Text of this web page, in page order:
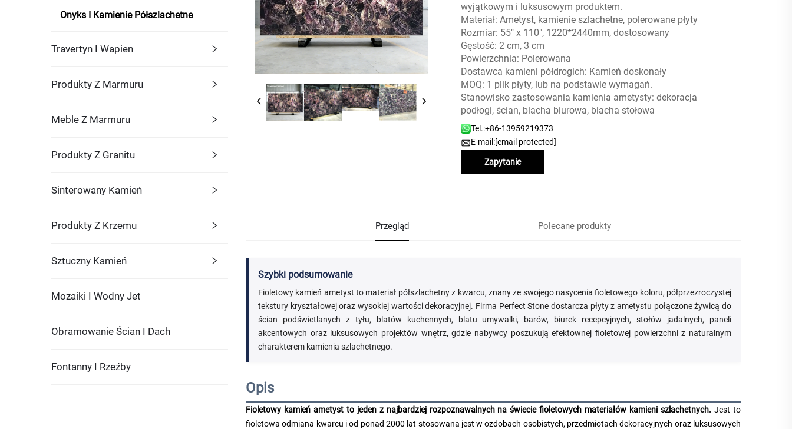
Onyks I Kamienie Półszlachetne
Travertyn I Wapien
Produkty Z Marmuru
Meble Z Marmuru
Produkty Z Granitu
Sinterowany Kamień
Produkty Z Krzemu
Sztuczny Kamień
Mozaiki I Wodny Jet
Obramowanie Ścian I Dach
Fontanny I Rzeźby
wyjątkowym i luksusowym produktem.
Materiał: Ametyst, kamienie szlachetne, polerowane płyty
Rozmiar: 55" x 110", 1220*2440mm, dostosowany
Gęstość: 2 cm, 3 cm
Powierzchnia: Polerowana
Dostawca kamieni półdrogich: Kamień doskonały
MOQ: 1 plik płyty, lub na podstawie wymagań.
Stanowisko zastosowania kamienia ametysty: dekoracja
podłogi, ścian, blacha biurowa, blacha stołowa
Tel.:+86-13959219373
E-mail:[email protected]
Zapytanie
Przegląd Polecane produkty
Szybki podsumowanie
Fioletowy kamień ametyst to materiał półszlachetny z kwarcu, znany ze swojego nasycenia fioletowego koloru, półprzezroczystej
tekstury kryształowej oraz wysokiej wartości dekoracyjnej. Firma Perfect Stone dostarcza płyty z ametystu połączone żywicą do
ścian podświetlanych z tyłu, blatów kuchennych, blatu umywalki, barów, biurek recepcyjnych, stołów jadalnych, paneli
akcentowych oraz luksusowych projektów wnętrz, gdzie nabywcy poszukują efektownej fioletowej powierzchni z naturalnym
charakterem kamienia szlachetnego.
Opis
Fioletowy kamień ametyst to jeden z najbardziej rozpoznawalnych na świecie fioletowych materiałów kamieni szlachetnych.Jest to
fioletowa odmiana kwarcu i od ponad 2000 lat stosowana jest w ozdobach osobistych, przedmiotach dekoracyjnych oraz luksusowych